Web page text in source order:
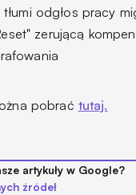
odgłos pracy
zerującą
pobrać tutaj.
artykuły w Google?
źródeł